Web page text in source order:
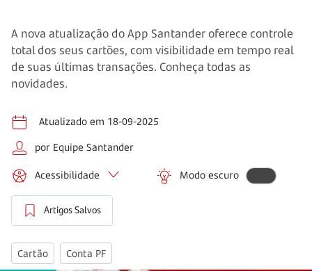
A nova atualização do App Santander oferece controle
total dos seus cartões, com visibilidade em tempo real
de suas últimas transações. Conheça todas as
novidades.
Atualizado em 18-09-2025
por Equipe Santander
Acessibilidade Modo escuro
Artigos Salvos
Cartão Conta PF